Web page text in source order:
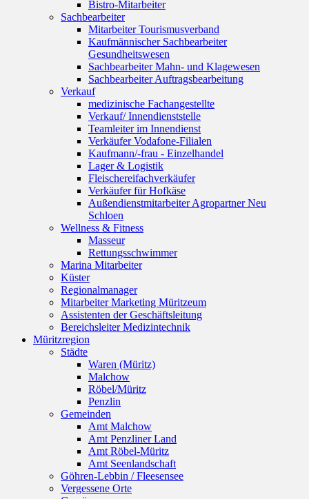
Bistro-Mitarbeiter
Sachbearbeiter
Mitarbeiter Tourismusverband
Kaufmännischer Sachbearbeiter
Gesundheitswesen
Sachbearbeiter Mahn- und Klagewesen
Sachbearbeiter Auftragsbearbeitung
Verkauf
medizinische Fachangestellte
Verkauf/ Innendienststelle
Teamleiter im Innendienst
Verkäufer Vodafone-Filialen
Kaufmann/-frau - Einzelhandel
Lager & Logistik
Fleischereifachverkäufer
Verkäufer für Hofkäse
Außendienstmitarbeiter Agropartner Neu
Schloen
Wellness & Fitness
Masseur
Rettungsschwimmer
Marina Mitarbeiter
Küster
Regionalmanager
Mitarbeiter Marketing Müritzeum
Assistenten der Geschäftsleitung
Bereichsleiter Medizintechnik
Müritzregion
Städte
Waren (Müritz)
Malchow
Röbel/Müritz
Penzlin
Gemeinden
Amt Malchow
Amt Penzliner Land
Amt Röbel-Müritz
Amt Seenlandschaft
Göhren-Lebbin / Fleesensee
Vergessene Orte